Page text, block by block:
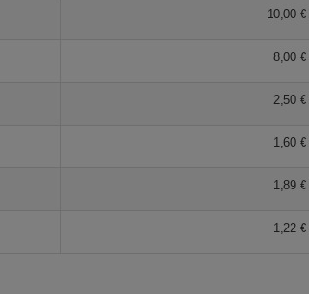
10,00 €
8,00 €
2,50 €
1,60 €
1,89 €
1,22 €